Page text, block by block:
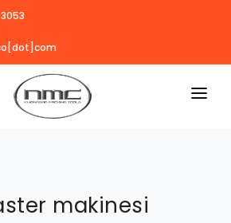
makinesi